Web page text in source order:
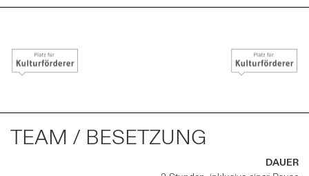
TEAM / BESETZUNG
DAUER